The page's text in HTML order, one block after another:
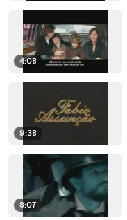
4:08
9:38
8:07